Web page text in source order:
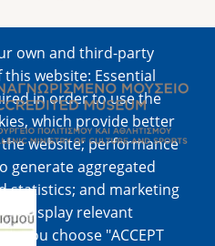
own and third-party
website: Essential
in order to use the
which provide better
website; performance
generate aggregated
statistics; and marketing
to display relevant
you choose "ACCEPT